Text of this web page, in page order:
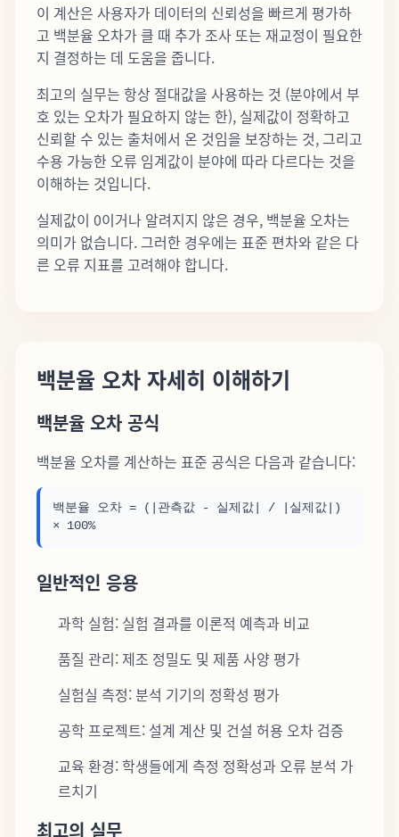
이 계산은 사용자가 데이터의 신뢰성을 빠르게 평가하
고 백분율 오차가 클 때 추가 조사 또는 재교정이 필요한
지 결정하는 데 도움을 줍니다.
최고의 실무는 항상 절대값을 사용하는 것 (분야에서 부
호 있는 오차가 필요하지 않는 한), 실제값이 정확하고
신뢰할 수 있는 출처에서 온 것임을 보장하는 것, 그리고
수용 가능한 오류 임계값이 분야에 따라 다르다는 것을
이해하는 것입니다.
실제값이 0이거나 알려지지 않은 경우, 백분율 오차는
의미가 없습니다. 그러한 경우에는 표준 편차와 같은 다
른 오류 지표를 고려해야 합니다.
백분율 오차 자세히 이해하기
백분율 오차 공식
백분율 오차를 계산하는 표준 공식은 다음과 같습니다:
백분율 오차 = (|관측값 - 실제값| / |실제값|)
× 100%
일반적인 응용
과학 실험: 실험 결과를 이론적 예측과 비교
품질 관리: 제조 정밀도 및 제품 사양 평가
실험실 측정: 분석 기기의 정확성 평가
공학 프로젝트: 설계 계산 및 건설 허용 오차 검증
교육 환경: 학생들에게 측정 정확성과 오류 분석 가
르치기
최고의 실무